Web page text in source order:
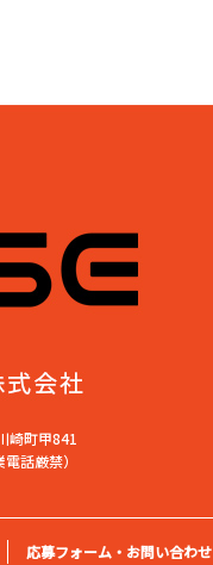
応募フォーム・お問い合わせ
崎町甲841
話厳禁）